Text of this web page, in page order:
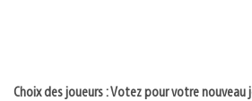
Choix des joueurs : Votez pour votre